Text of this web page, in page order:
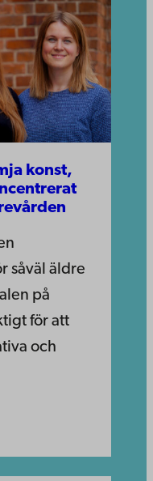
konst,
såväl äldre
på
för att
och